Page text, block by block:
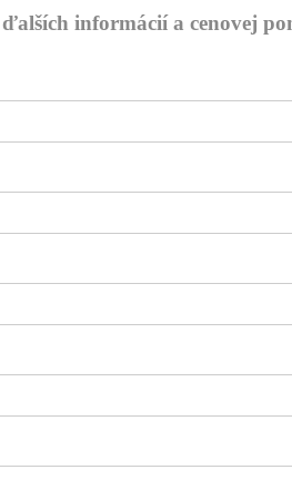
informácií a cenovej